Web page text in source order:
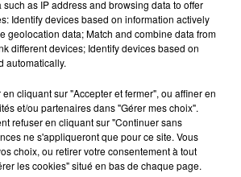
8h35
8h35 8h32
8h32
as IP address and browsing data to offer
Identify devices based on information actively
geolocation data; Match and combine data from
different devices; Identify devices based on
automatically.
cliquant sur "Accepter et fermer", ou affiner en
et/ou partenaires dans "Gérer mes choix".
refuser en cliquant sur "Continuer sans
ne s'appliqueront que pour ce site. Vous
choix, ou retirer votre consentement à tout
les cookies" situé en bas de chaque page.